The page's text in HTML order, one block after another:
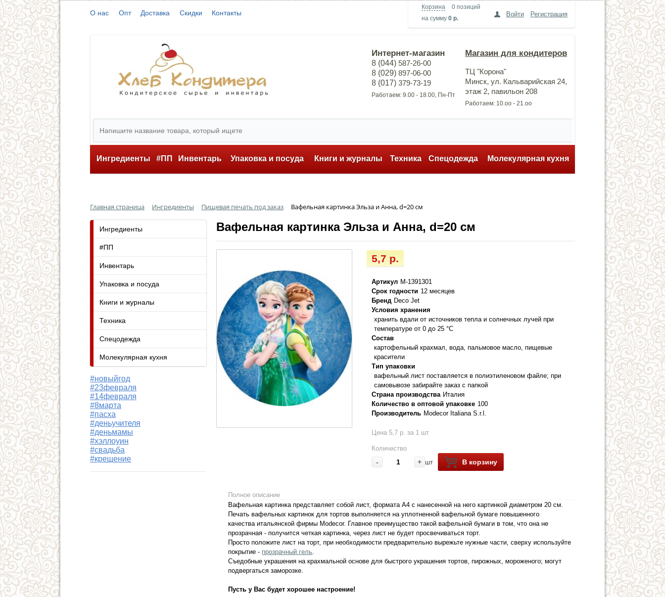
Корзина
0 позиций
на сумму 0 р.
Войти Регистрация
О нас Опт Доставка Скидки Контакты
Интернет-магазин
8 (044) 587-26-00
8 (029) 897-06-00
8 (017) 379-73-19
Работаем: 9.00 - 18.00, Пн-Пт
Магазин для кондитеров
ТЦ "Корона"
Минск, ул. Кальварийская 24,
этаж 2, павильон 208
Работаем: 10.оо - 21.оо
Ингредиенты #ПП Инвентарь Упаковка и посуда Книги и журналы Техника Спецодежда Молекулярная кухня
Главная страница Ингредиенты Пищевая печать под заказ Вафельная картинка Эльза и Анна, d=20 см
Вафельная картинка Эльза и Анна, d=20 см
5,7 р.
Артикул М-1391301
Срок годности 12 месяцев
Бренд Deco Jet
Условия хранения
хранить вдали от источников тепла и солнечных лучей при
температуре от 0 до 25 °C
Состав
картофельный крахмал, вода, пальмовое масло, пищевые
красители
Тип упаковки
вафельный лист поставляется в полиэтиленовом файле; при
самовывозе забирайте заказ с папкой
Страна производства Италия
Количество в оптовой упаковке 100
Производитель Modecor Italiana S.r.l.
Цена 5,7 р. за 1 шт
Количество
- + шт В корзину
Полное описание
Вафельная картинка представляет собой лист, формата А4 с нанесенной на него картинкой диаметром 20 см.
Печать вафельных картинок для тортов выполняется на уплотненной вафельной бумаге повышенного
качества итальянской фирмы Modecor. Главное преимущество такой вафельной бумаги в том, что она не
прозрачная - получится четкая картинка, через лист не будет просвечиваться торт.
Просто положите лист на торт, при необходимости предварительно вырежьте нужные части, сверху используйте
покрытие - прозрачный гель.
Съедобные украшения на крахмальной основе для быстрого украшения тортов, пирожных, мороженого; могут
подвергаться заморозке.
Пусть у Вас будет хорошее настроение!
Ингредиенты
#ПП
Инвентарь
Упаковка и посуда
Книги и журналы
Техника
Спецодежда
Молекулярная кухня
#новыйгод
#23февраля
#14февраля
#8марта
#пасха
#деньучителя
#деньмамы
#хэллоуин
#свадьба
#крещение